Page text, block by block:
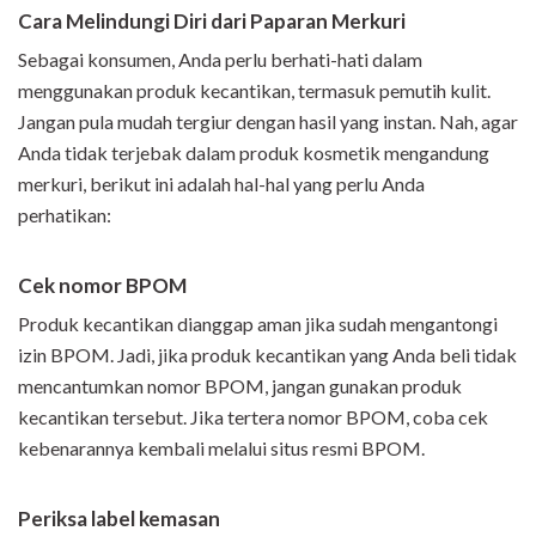
Cara Melindungi Diri dari Paparan Merkuri
Sebagai konsumen, Anda perlu berhati-hati dalam
menggunakan produk kecantikan, termasuk pemutih kulit.
Jangan pula mudah tergiur dengan hasil yang instan. Nah, agar
Anda tidak terjebak dalam produk kosmetik mengandung
merkuri, berikut ini adalah hal-hal yang perlu Anda
perhatikan:
Cek nomor BPOM
Produk kecantikan dianggap aman jika sudah mengantongi
izin BPOM. Jadi, jika produk kecantikan yang Anda beli tidak
mencantumkan nomor BPOM, jangan gunakan produk
kecantikan tersebut. Jika tertera nomor BPOM, coba cek
kebenarannya kembali melalui situs resmi BPOM.
Periksa label kemasan